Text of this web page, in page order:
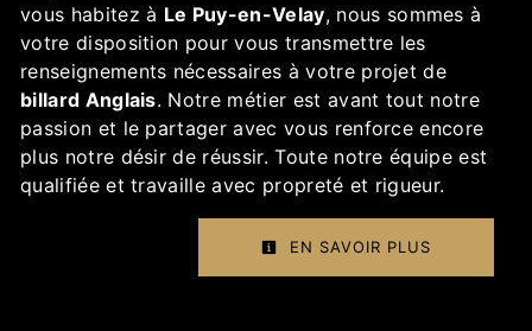
vous habitez à Le Puy-en-Velay, nous sommes à
votre disposition pour vous transmettre les
renseignements nécessaires à votre projet de
billard Anglais. Notre métier est avant tout notre
passion et le partager avec vous renforce encore
plus notre désir de réussir. Toute notre équipe est
qualifiée et travaille avec propreté et rigueur.
EN SAVOIR PLUS